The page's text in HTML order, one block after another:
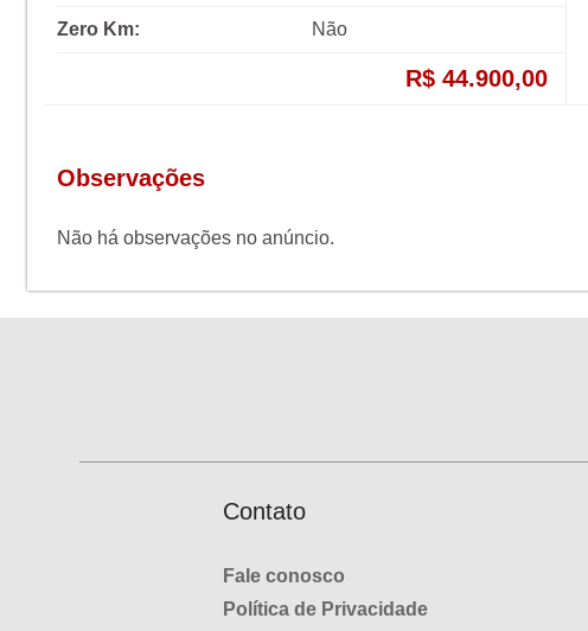
Zero Km: Não
R$ 44.900,00
Observações
Não há observações no anúncio.
Contato
Fale conosco
Política de Privacidade